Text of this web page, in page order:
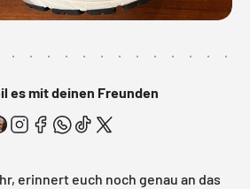
es mit deinen Freunden
erinnert euch noch genau an das